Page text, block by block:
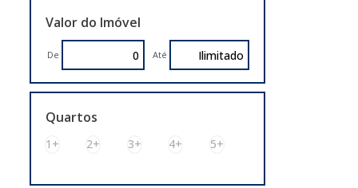
Bairro Santo Ângelo (3)
Bairro Silveira Martins (1)
Bairro V Cachoeirinha (6)
Bairro Veranópolis (1)
Bairro Veranópolis (5)
Bom Princípio (4)
Valor do Imóvel
De Até
Quartos
1+ 2+ 3+ 4+ 5+